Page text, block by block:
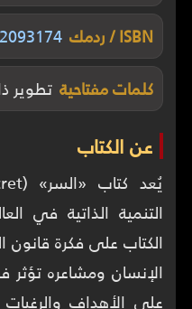
ISBN / ردمك
كلمات مفتاحية تطوير
عن الكتاب
الكتاب على فكرة قانون
الإنسان ومشاعره تؤثر
على الأهداف